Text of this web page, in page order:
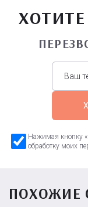
Нажимая кнопку
обработку моих
ПОХОЖИЕ